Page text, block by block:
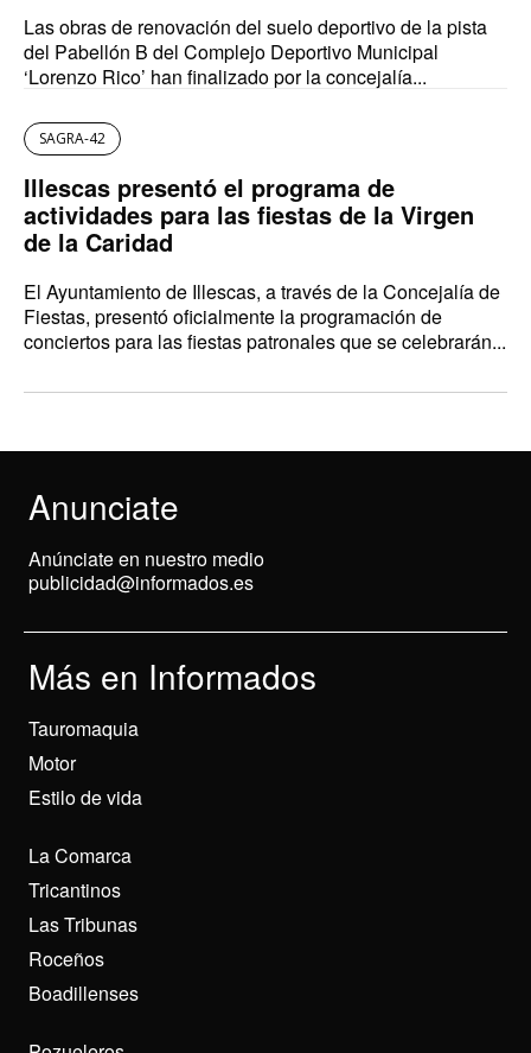
Las obras de renovación del suelo deportivo de la pista
del Pabellón B del Complejo Deportivo Municipal
‘Lorenzo Rico’ han finalizado por la concejalía...
SAGRA-42
Illescas presentó el programa de
actividades para las fiestas de la Virgen
de la Caridad
El Ayuntamiento de Illescas, a través de la Concejalía de
Fiestas, presentó oficialmente la programación de
conciertos para las fiestas patronales que se celebrarán...
Anunciate
Anúnciate en nuestro medio
publicidad@informados.es
Más en Informados
Tauromaquia
Motor
Estilo de vida
La Comarca
Tricantinos
Las Tribunas
Roceños
Boadillenses